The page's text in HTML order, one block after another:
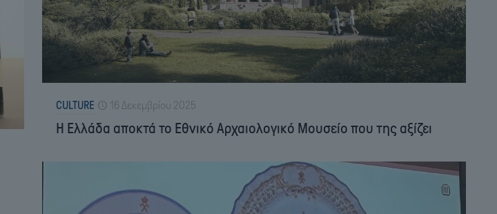
CULTURE 16 Δεκεμβρίου 2025
Η Ελλάδα αποκτά το Εθνικό Αρχαιολογικό Μουσείο που της αξίζει